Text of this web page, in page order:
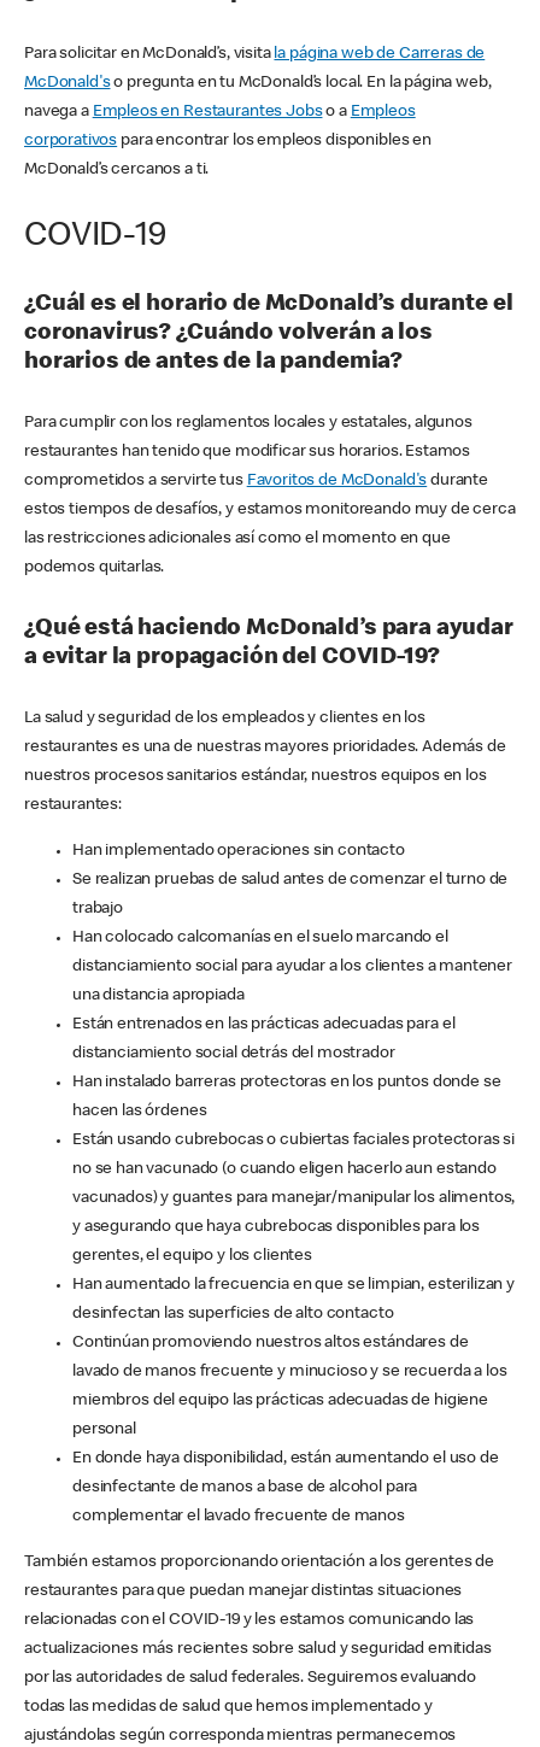
Para solicitar en McDonald’s, visita la página web de Carreras de
McDonald'so pregunta en tu McDonald’s local. En la página web,
navega a Empleos en Restaurantes Jobso a Empleos
corporativos para encontrar los empleos disponibles en
McDonald’s cercanos a ti.
COVID-19
¿Cuál es el horario de McDonald’s durante el
coronavirus? ¿Cuándo volverán a los
horarios de antes de la pandemia?
Para cumplir con los reglamentos locales y estatales, algunos
restaurantes han tenido que modificar sus horarios. Estamos
comprometidos a servirte tus Favoritos de McDonald's durante
estos tiempos de desafíos, y estamos monitoreando muy de cerca
las restricciones adicionales así como el momento en que
podemos quitarlas.
¿Qué está haciendo McDonald’s para ayudar
a evitar la propagación del COVID-19?
La salud y seguridad de los empleados y clientes en los
restaurantes es una de nuestras mayores prioridades. Además de
nuestros procesos sanitarios estándar, nuestros equipos en los
restaurantes:
Han implementado operaciones sin contacto
Se realizan pruebas de salud antes de comenzar el turno de
trabajo
Han colocado calcomanías en el suelo marcando el
distanciamiento social para ayudar a los clientes a mantener
una distancia apropiada
Están entrenados en las prácticas adecuadas para el
distanciamiento social detrás del mostrador
Han instalado barreras protectoras en los puntos donde se
hacen las órdenes
Están usando cubrebocas o cubiertas faciales protectoras si
no se han vacunado (o cuando eligen hacerlo aun estando
vacunados) y guantes para manejar/manipular los alimentos,
y asegurando que haya cubrebocas disponibles para los
gerentes, el equipo y los clientes
Han aumentado la frecuencia en que se limpian, esterilizan y
desinfectan las superficies de alto contacto
Continúan promoviendo nuestros altos estándares de
lavado de manos frecuente y minucioso y se recuerda a los
miembros del equipo las prácticas adecuadas de higiene
personal
En donde haya disponibilidad, están aumentando el uso de
desinfectante de manos a base de alcohol para
complementar el lavado frecuente de manos
También estamos proporcionando orientación a los gerentes de
restaurantes para que puedan manejar distintas situaciones
relacionadas con el COVID-19 y les estamos comunicando las
actualizaciones más recientes sobre salud y seguridad emitidas
por las autoridades de salud federales. Seguiremos evaluando
todas las medidas de salud que hemos implementado y
ajustándolas según corresponda mientras permanecemos